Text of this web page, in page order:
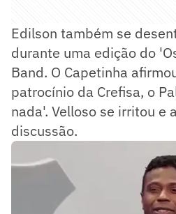
Edilson também se
durante uma edição do
Band. O Capetinha
patrocínio da Crefisa, o
nada'. Velloso se irritou e
discussão.